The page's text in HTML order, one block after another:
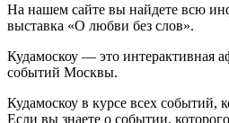
На нашем сайте вы найдете всю
выставка «О любви без слов».
Кудамоскоу — это интерактивная
событий Москвы.
Кудамоскоу в курсе всех событий,
Если вы знаете о событии,